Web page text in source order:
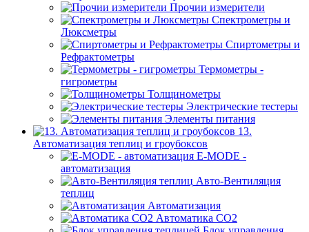
Прочии измерители
Спектрометры и
Люксметры
Спиртометры и
Рефрактометры
Термометры -
гигрометры
Толщинометры
Электрические тестеры
Элементы питания
13.
Автоматизация теплиц и гроубоксов
E-MODE -
автоматизация
Авто-Вентиляция
теплиц
Автоматизация
Автоматика СО2